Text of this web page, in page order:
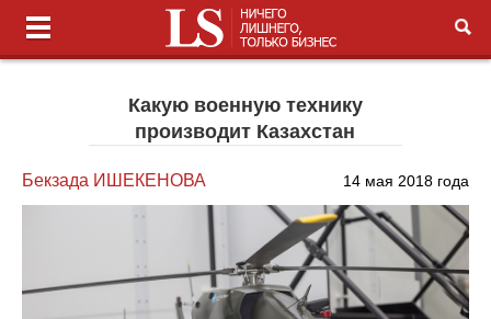
Какую военную технику
производит Казахстан
Бекзада ИШЕКЕНОВА 14 мая 2018 года